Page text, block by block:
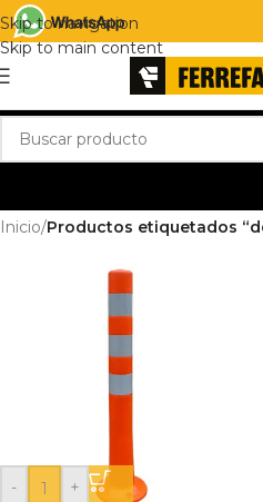
Skip to navigation
Skip to main content
Inicio/Productos etiquetados
-
+